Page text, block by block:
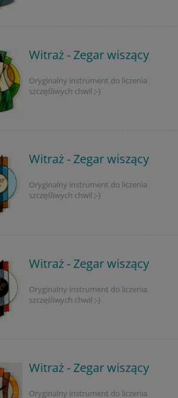
Witraż - Zegar wiszący
Oryginalny instrument do liczenia
szczęśliwych chwil ;-)
Witraż - Zegar wiszący
Oryginalny instrument do liczenia
szczęśliwych chwil ;-)
Witraż - Zegar wiszący
Oryginalny instrument do liczenia
szczęśliwych chwil ;-)
Witraż - Zegar wiszący
Oryginalny instrument do liczenia